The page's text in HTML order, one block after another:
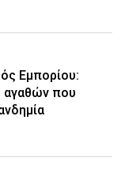
Εμπορίου:
αγαθών που